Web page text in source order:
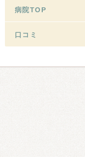
病院TOP
口コミ